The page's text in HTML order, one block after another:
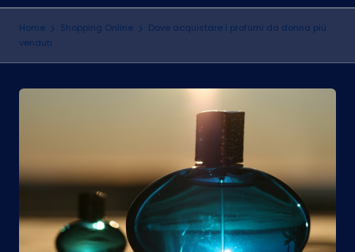
t
i
S
c
t
il
Nuovo
c'è
Home Shopping Online
Dove acquistare i profumi da donna più
venduti